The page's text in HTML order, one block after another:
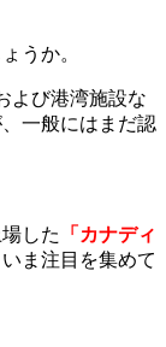
うか。
よび港湾施設な
一般にはまだ認
した
「カナディ
ま注目を集めて